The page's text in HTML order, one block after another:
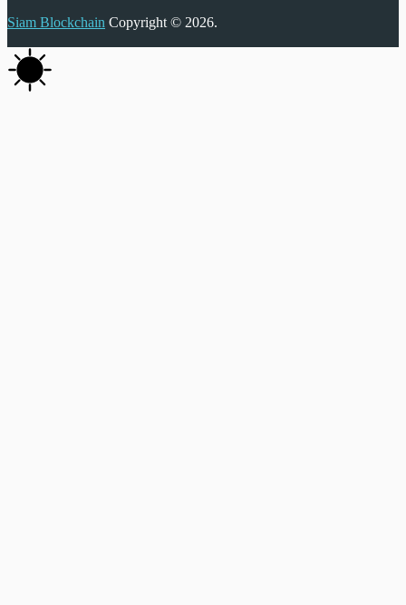
Siam Blockchain Copyright © 2026.